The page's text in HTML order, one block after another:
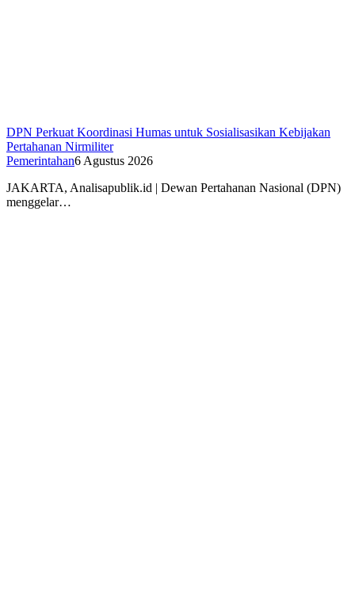
DPN Perkuat Koordinasi Humas untuk Sosialisasikan Kebijakan
Pertahanan Nirmiliter
Pemerintahan6 Agustus 2026
JAKARTA, Analisapublik.id | Dewan Pertahanan Nasional (DPN)
menggelar…